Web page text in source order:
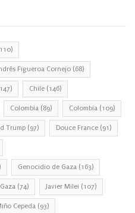
Figueroa Cornejo (68)
Chile (146)
Colombia (89) Colombia (109)
Trump (97) Douce France (91)
Genocidio de Gaza (163)
(74) Javier Milei (107)
Cepeda (93)